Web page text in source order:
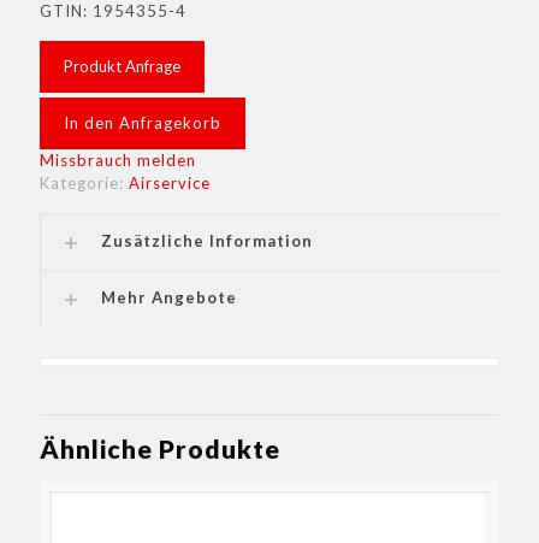
GTIN: 1954355-4
Produkt Anfrage
In den Anfragekorb
Missbrauch melden
Kategorie: Airservice
Zusätzliche Information
Mehr Angebote
Ähnliche Produkte